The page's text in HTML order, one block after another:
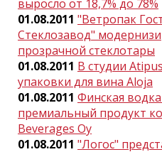
выросло от 18,7% до 78%
01.08.2011 "Ветропак
Стеклозавод"
прозрачной стеклотары
01.08.2011 В студии
упаковки для вина Aloja
01.08.2011 Финская
премиальный продукт
Beverages Oy
01.08.2011 "Логос"